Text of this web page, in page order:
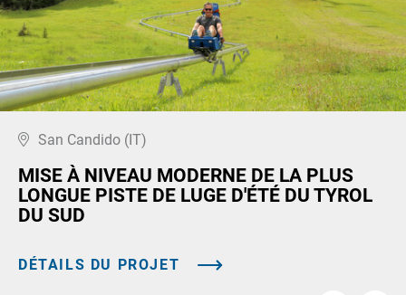
San Candido (IT)
MISE À NIVEAU MODERNE DE LA PLUS
LONGUE PISTE DE LUGE D'ÉTÉ DU TYROL
DU SUD
DÉTAILS DU PROJET